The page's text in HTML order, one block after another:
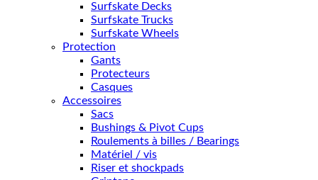
Surfskate Decks
Surfskate Trucks
Surfskate Wheels
Protection
Gants
Protecteurs
Casques
Accessoires
Sacs
Bushings & Pivot Cups
Roulements à billes / Bearings
Matériel / vis
Riser et shockpads